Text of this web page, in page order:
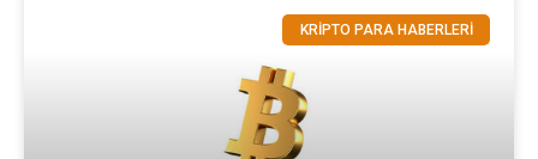
KRİPTO PARA HABERLERİ